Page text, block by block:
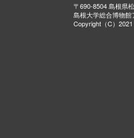
〒690-8504 島根県
島根大学総合博物館
Copyright（C）